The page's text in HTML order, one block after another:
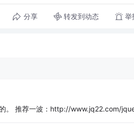
分享 转发到动态 举
。 推荐一波：http://www.jq22.com/